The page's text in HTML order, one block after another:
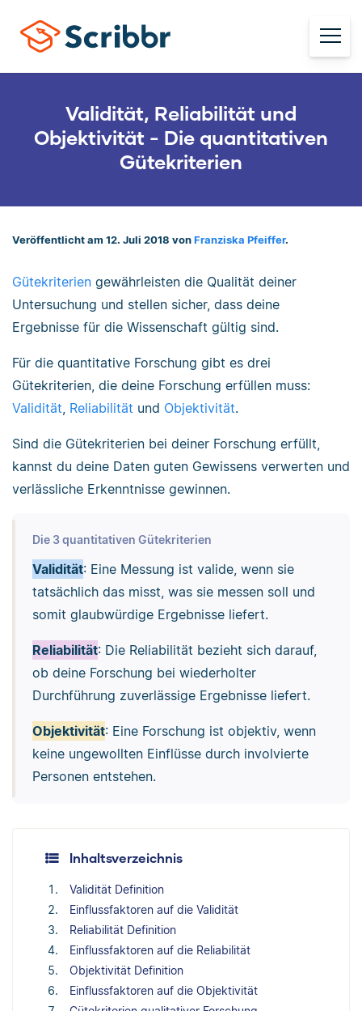
Validität, Reliabilität und
Objektivität - Die quantitativen
Gütekriterien
Veröffentlicht am 12. Juli 2018 von Franziska Pfeiffer.
Gütekriterien gewährleisten die Qualität deiner
Untersuchung und stellen sicher, dass deine
Ergebnisse für die Wissenschaft gültig sind.
Für die quantitative Forschung gibt es drei
Gütekriterien, die deine Forschung erfüllen muss:
Validität Reliabilität und Objektivität.
Sind die Gütekriterien bei deiner Forschung erfüllt,
kannst du deine Daten guten Gewissens verwerten und
verlässliche Erkenntnisse gewinnen.
Die 3 quantitativen Gütekriterien
Validität: Eine Messung ist valide, wenn sie
tatsächlich das misst, was sie messen soll und
somit glaubwürdige Ergebnisse liefert.
Reliabilität: Die Reliabilität bezieht sich darauf,
ob deine Forschung bei wiederholter
Durchführung zuverlässige Ergebnisse liefert.
Objektivität: Eine Forschung ist objektiv, wenn
keine ungewollten Einflüsse durch involvierte
Personen entstehen.
Inhaltsverzeichnis
Validität Definition
Einflussfaktoren auf die Validität
Reliabilität Definition
Einflussfaktoren auf die Reliabilität
Objektivität Definition
Einflussfaktoren auf die Objektivität